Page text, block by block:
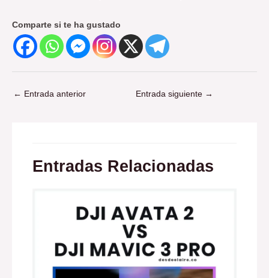
Comparte si te ha gustado
← Entrada anterior Entrada siguiente →
Entradas Relacionadas